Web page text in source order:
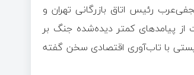
رئیس اتاق بازرگانی تهران و
پیامد‌های کمتر دیده‌شده جنگ بر
با تاب‌آوری اقتصادی سخن گفته